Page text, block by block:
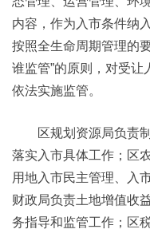
内容，作为入市条件纳
按照全生命周期管理的
谁监管”的原则，对受让
依法实施监管。
区规划资源局负责制
落实入市具体工作；区
用地入市民主管理、入
财政局负责土地增值收
务指导和监管工作；区